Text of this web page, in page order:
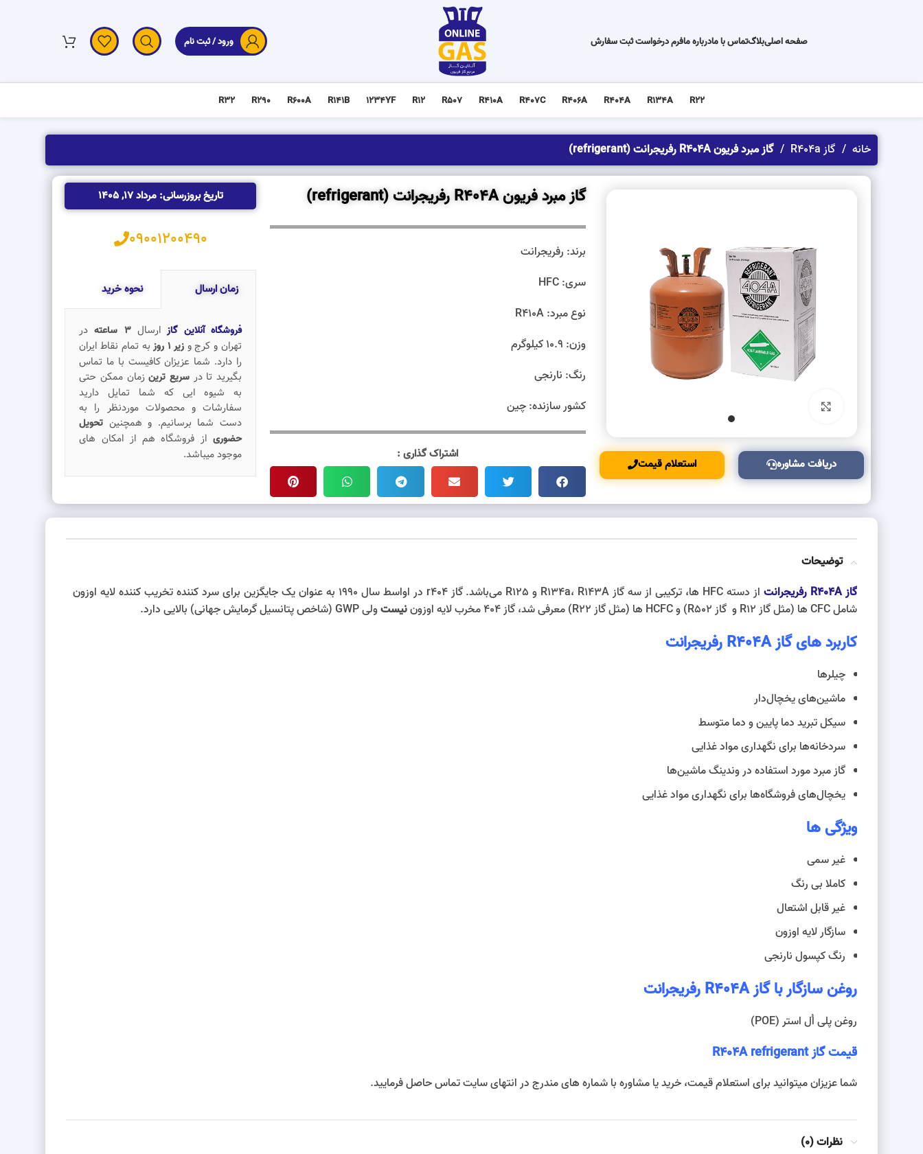
صفحه اصلیبلاگتماس با مادرباره مافرم درخواست ثبت سفارش ورود / ثبت نام
R22
R134A
R404A
R406A
R407C
R410A
R507
R12
1234YF
R141B
R600A
R290
R32
خانه گاز R404a گاز مبرد فریون R404A رفریجرانت (refrigerant)
دریافت مشاوره استعلام قیمت
گاز مبرد فریون R404A رفریجرانت (refrigerant)
برند: رفریجرانت
سری: HFC
نوع مبرد: R410A
وزن: 10.9 کیلوگرم
رنگ: نارنجی
کشور سازنده: چین
اشتراک گذاری :
تاریخ بروزرسانی: مرداد 17, 1405
09001200490
زمان ارسال نحوه خرید
فروشگاه آنلاین گاز ارسال3 ساعته
در
تهران و کرج و زیر 1 روز
به تمام نقاط ایران
را دارد. شما عزیزان کافیست با ما تماس
بگیرید تا درسریع ترینزمان ممکن حتی
به شیوه ایی که شما تمایل دارید
سفارشات و محصولات موردنظر را به
دست شما برسانیم. و همچنین تحویل
حضوری از فروشگاه هم از امکان های
موجود میباشد.
توضیحات
گاز R404A رفریجرانت
از دسته HFC ها، ترکیبی از سه گاز R134a، R143A و R125 می‌باشد. گاز r404 در اواسط سال 1990 به عنوان یک جایگزین برای سرد کننده تخریب کننده لایه اوزون
شامل CFC ها (مثل گاز R12 و گاز R502) و HCFC ها (مثل گاز R22) معرفی شد، گاز 404 مخرب لایه اوزون
نیستولی GWP (شاخص پتانسیل گرمایش جهانی) بالایی دارد.
کاربرد های گاز R404A رفریجرانت
چیلر‌ها
ماشین‌های یخچال‌دار
سیکل تبرید دما پایین و دما متوسط
سردخانه‌ها برای نگهداری مواد غذایی
گاز مبرد مورد استفاده در وندینگ ماشین‌ها
یخچال‌های فروشگاه‌ها برای نگهداری مواد غذایی
ویژگی ها
غیر سمی
کاملا بی رنگ
غیر قابل اشتعال
سازگار لایه اوزون
رنگ کپسول نارنجی
روغن سازگار با گاز R404A رفریجرانت
روغن پلی اُل استر (POE)
قیمت گاز R404A refrigerant
شما عزیزان میتوانید برای استعلام قیمت، خرید یا مشاوره با شماره های مندرج در انتهای سایت تماس حاصل فرمایید.
نظرات (0)